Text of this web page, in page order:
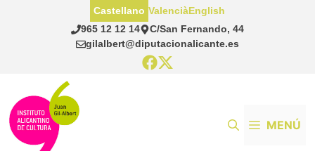
965 12 12 14
C/San Fernando, 44
gilalbert@diputacionalicante.es
Castellano ValenciàEnglish
MENÚ